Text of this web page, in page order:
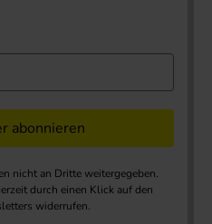
abonnieren
nicht an Dritte weitergegeben.
durch einen Klick auf den
widerrufen.